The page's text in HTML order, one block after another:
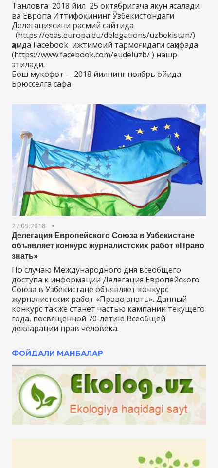
Танловга 2018 йил 25 октябригача якун ясалади
ва Европа Иттифоқининг Ўзбекистондаги
Делегациясини расмий сайтида
(https://eeas.europa.eu/delegations/uzbekistan/)
ҳамда Facebook ижтимоий тармоғидаги саҳифада
(https://www.facebook.com/eudeluzb/ ) нашр
этилади.
Бош мукофот – 2018 йилнинг ноябрь ойида
Брюсселга сафа
27.09.2018
Делегация Европейского Союза в Узбекистане
объявляет конкурс журналистских работ «Право
знать»
По случаю Международного дня всеобщего
доступа к информации Делегация Европейского
Союза в Узбекистане объявляет конкурс
журналистских работ «Право знать». Данный
конкурс также станет частью кампании текущего
года, посвященной 70-летию Всеобщей
декларации прав человека.
ФОЙДАЛИ МАНБАЛАР